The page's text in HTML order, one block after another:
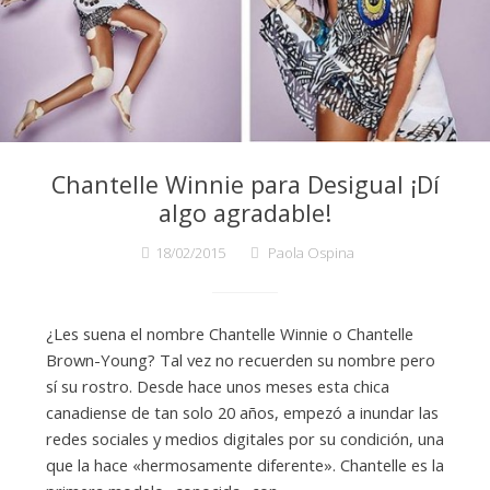
o
Chantelle Winnie para Desigual ¡Dí
algo agradable!
18/02/2015 Paola Ospina
¿Les suena el nombre Chantelle Winnie o Chantelle
Brown-Young? Tal vez no recuerden su nombre pero
sí su rostro. Desde hace unos meses esta chica
canadiense de tan solo 20 años, empezó a inundar las
redes sociales y medios digitales por su condición, una
que la hace «hermosamente diferente». Chantelle es la